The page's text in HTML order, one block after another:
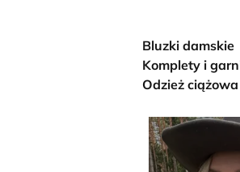
Bluzki damskie
Komplety i
Odzież ciążowa